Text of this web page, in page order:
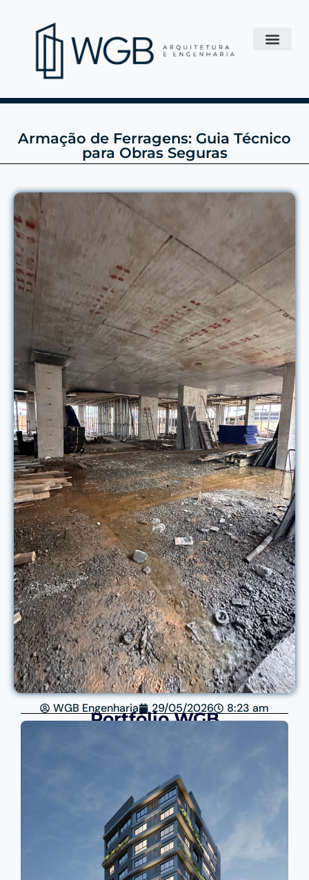
Armação de Ferragens: Guia Técnico
para Obras Seguras
WGB Engenharia 29/05/2026 8:23 am
Portfólio WGB